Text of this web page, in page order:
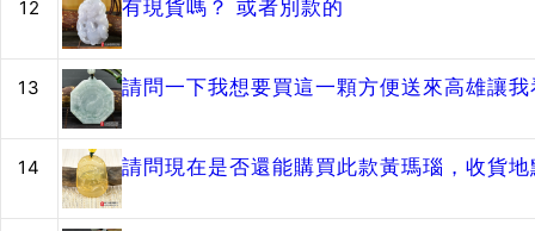
12 有現貨嗎？ 或者別款的
13 請問一下我想要買這一顆方便送來高雄讓
14 請問現在是否還能購買此款黃瑪瑙，收貨